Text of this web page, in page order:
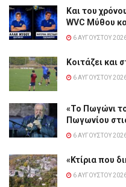
Και του
WVC Μύθου
6 ΑΥΓΟΎΣΤΟΥ
Κοιτάζει και
6 ΑΥΓΟΎΣΤΟΥ
«Το Πωγώνι
Πωγωνίου
6 ΑΥΓΟΎΣΤΟΥ
«Κτίρια που
6 ΑΥΓΟΎΣΤΟΥ